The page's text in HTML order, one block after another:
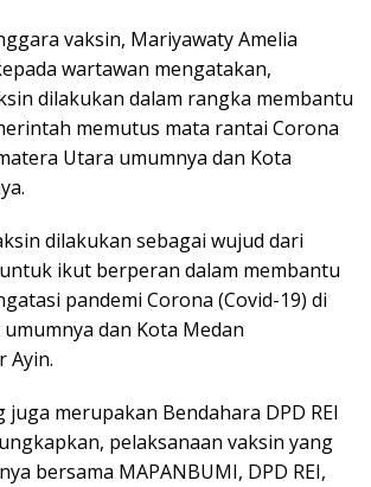
vaksin, Mariyawaty Amelia
wartawan mengatakan,
dilakukan dalam rangka membantu
memutus mata rantai Corona
Utara umumnya dan Kota
dilakukan sebagai wujud dari
ikut berperan dalam membantu
pandemi Corona (Covid-19) di
dan Kota Medan
Ayin.
juga merupakan Bendahara DPD REI
pelaksanaan vaksin yang
bersama MAPANBUMI, DPD REI,